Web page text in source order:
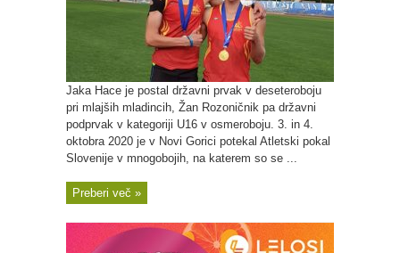
Jaka Hace je postal državni prvak v deseteroboju
pri mlajših mladincih, Žan Rozoničnik pa državni
podprvak v kategoriji U16 v osmeroboju. 3. in 4.
oktobra 2020 je v Novi Gorici potekal Atletski pokal
Slovenije v mnogobojih, na katerem so se ...
Preberi več »